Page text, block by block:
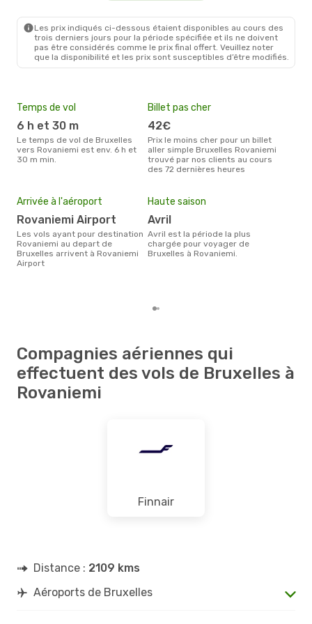
Les prix indiqués ci-dessous étaient disponibles au cours des
trois derniers jours pour la période spécifiée et ils ne doivent
pas être considérés comme le prix final offert. Veuillez noter
que la disponibilité et les prix sont susceptibles d’être modifiés.
Temps de vol
6 h et 30 m
Le temps de vol de Bruxelles
vers Rovaniemi est env. 6 h et
30 m min.
Billet pas cher
42€
Prix le moins cher pour un billet
aller simple Bruxelles Rovaniemi
trouvé par nos clients au cours
des 72 dernières heures
Arrivée à l'aéroport
Rovaniemi Airport
Les vols ayant pour destination
Rovaniemi au depart de
Bruxelles arrivent à Rovaniemi
Airport
Haute saison
avril
avril est la période la plus
chargée pour voyager de
Bruxelles à Rovaniemi.
Compagnies aériennes qui
effectuent des vols de Bruxelles à
Rovaniemi
Finnair
Distance : 2109 kms
Aéroports de Bruxelles